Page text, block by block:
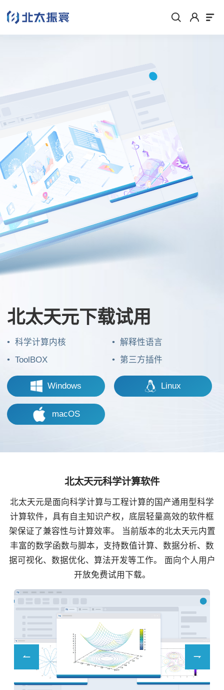
北太天元下载试用
科学计算内核
解释性语言
ToolBOX
第三方插件
Windows Linux
macOS
北太天元科学计算软件
北太天元是面向科学计算与工程计算的国产通用型科学
计算软件，具有自主知识产权，底层轻量高效的软件框
架保证了兼容性与计算效率。 当前版本的北太天元内置
丰富的数学函数与脚本，支持数值计算、数据分析、数
据可视化、数据优化、算法开发等工作。 面向个人用户
开放免费试用下载。